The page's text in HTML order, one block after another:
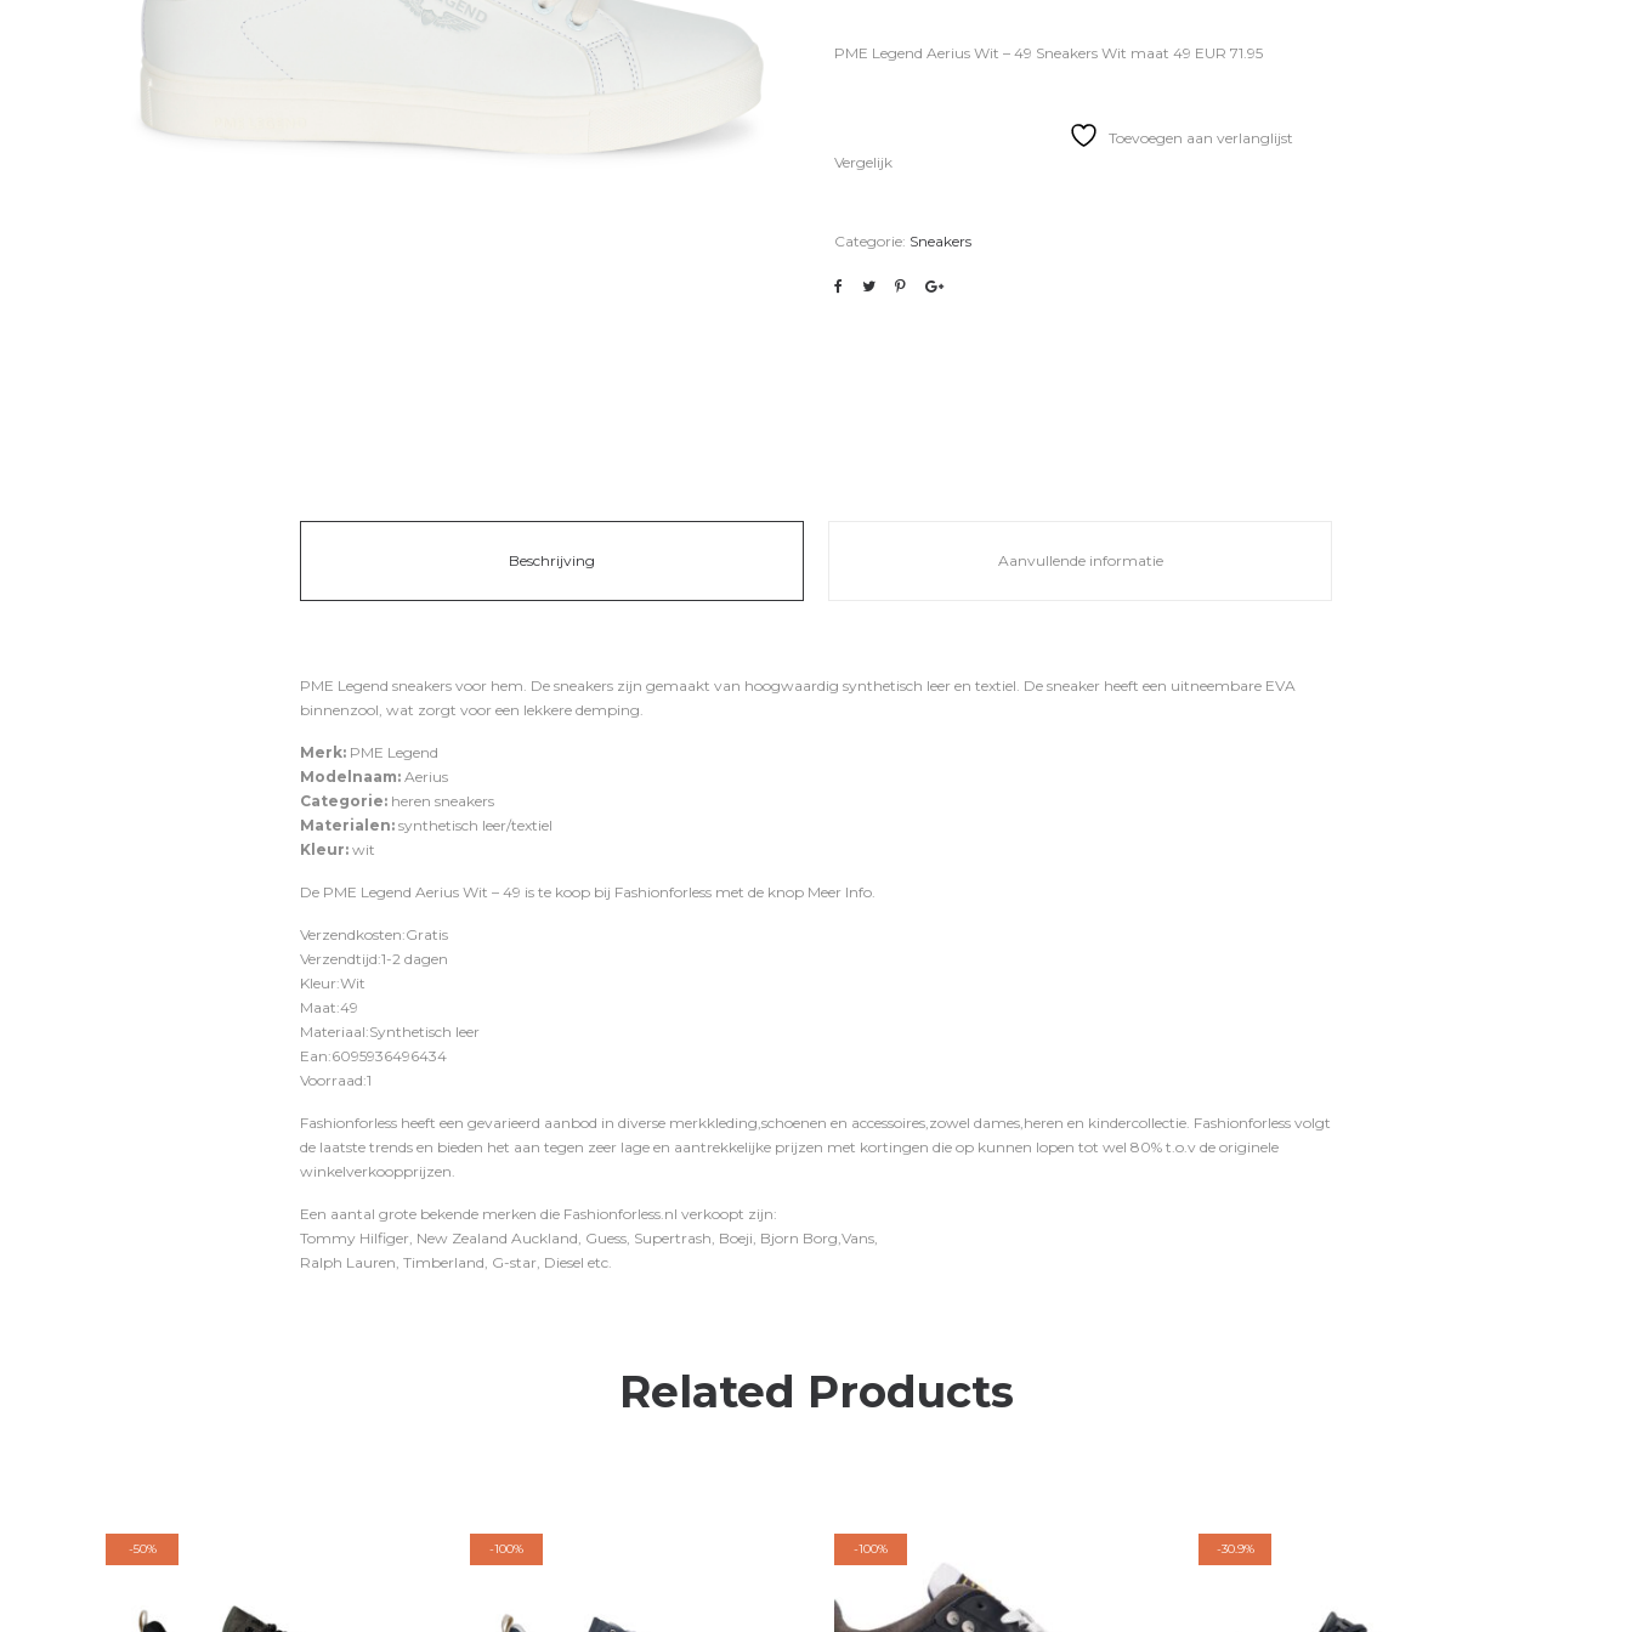
PME Legend Aerius Wit – 49 Sneakers Wit maat 49 EUR 71.95
Toevoegen aan verlanglijst
Vergelijk
Categorie: Sneakers
Beschrijving Aanvullende informatie
PME Legend sneakers voor hem. De sneakers zijn gemaakt van hoogwaardig synthetisch leer en textiel. De sneaker heeft een uitneembare EVA
binnenzool, wat zorgt voor een lekkere demping.
Merk: PME Legend
Modelnaam: Aerius
Categorie: heren sneakers
Materialen: synthetisch leer/textiel
Kleur: wit
De PME Legend Aerius Wit – 49 is te koop bij Fashionforless met de knop Meer Info.
Verzendkosten:Gratis
Verzendtijd:1-2 dagen
Kleur:Wit
Maat:49
Materiaal:Synthetisch leer
Ean:6095936496434
Voorraad:1
Fashionforless heeft een gevarieerd aanbod in diverse merkkleding,schoenen en accessoires,zowel dames,heren en kindercollectie. Fashionforless volgt
de laatste trends en bieden het aan tegen zeer lage en aantrekkelijke prijzen met kortingen die op kunnen lopen tot wel 80% t.o.v de originele
winkelverkoopprijzen.
Een aantal grote bekende merken die Fashionforless.nl verkoopt zijn:
Tommy Hilfiger, New Zealand Auckland, Guess, Supertrash, Boeji, Bjorn Borg,Vans,
Ralph Lauren, Timberland, G-star, Diesel etc.
Related Products
-50% -100% -100% -30.9%